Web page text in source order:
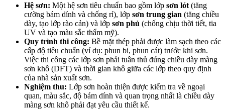
Hệ sơn: Một hệ sơn tiêu chuẩn bao gồm lớp sơn lót (tăng
cường bám dính và chống rỉ), lớp sơn trung gian (tăng chiều
dày, tạo lớp rào cản) và lớp sơn phủ (chống chịu thời tiết, tia
UV và tạo màu sắc thẩm mỹ).
Quy trình thi công: Bề mặt thép phải được làm sạch theo các
cấp độ tiêu chuẩn (ví dụ: phun bi, phun cát) trước khi sơn.
Việc thi công các lớp sơn phải tuân thủ đúng chiều dày màng
sơn khô (DFT) và thời gian khô giữa các lớp theo quy định
của nhà sản xuất sơn.
Nghiệm thu: Lớp sơn hoàn thiện được kiểm tra về ngoại
quan, màu sắc, độ bám dính và quan trọng nhất là chiều dày
màng sơn khô phải đạt yêu cầu thiết kế.